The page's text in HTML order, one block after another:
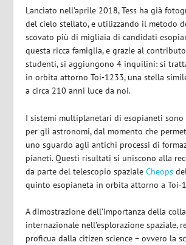
Lanciato nell’aprile 2018, Tess ha già
del cielo stellato, e utilizzando il metodo
scovato più di migliaia di candidati
questa ricca famiglia, e grazie al
studenti, si aggiungono 4 inquilini: si
in orbita attorno Toi-1233, una stella
a circa 210 anni luce da noi.
I sistemi multiplanetari di esopianeti
per gli astronomi, dal momento che
uno sguardo agli antichi processi di
pianeti. Questi risultati si uniscono alla
da parte del telescopio spazialeCheops
quinto esopianeta in orbita attorno a Toi-
A dimostrazione dell’importanza della
internazionale nell’esplorazione spaziale,
proficua dalla citizen science – ovvero la